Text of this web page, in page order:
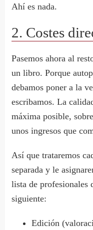
Ahí es nada.
2. Costes
Pasemos ahora al
un libro. Porque
debamos poner a la
escribamos. La
máxima posible,
unos ingresos que
Así que trataremos
separada y le
lista de profesionales
siguiente:
Edición